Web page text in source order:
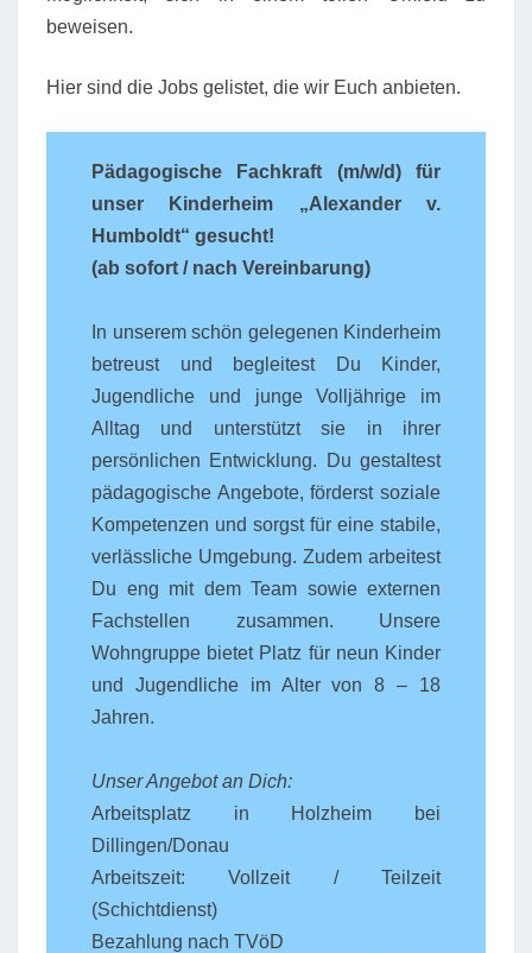
beweisen.
Hier sind die Jobs gelistet, die wir Euch anbieten.
Pädagogische Fachkraft (m/w/d) für
unser Kinderheim „Alexander v.
Humboldt“ gesucht!
(ab sofort / nach Vereinbarung)
In unserem schön gelegenen Kinderheim
betreust und begleitest Du Kinder,
Jugendliche und junge Volljährige im
Alltag und unterstützt sie in ihrer
persönlichen Entwicklung. Du gestaltest
pädagogische Angebote, förderst soziale
Kompetenzen und sorgst für eine stabile,
verlässliche Umgebung. Zudem arbeitest
Du eng mit dem Team sowie externen
Fachstellen zusammen. Unsere
Wohngruppe bietet Platz für neun Kinder
und Jugendliche im Alter von 8 – 18
Jahren.
Unser Angebot an Dich:
Arbeitsplatz in Holzheim bei
Dillingen/Donau
Arbeitszeit: Vollzeit / Teilzeit
(Schichtdienst)
Bezahlung nach TVöD